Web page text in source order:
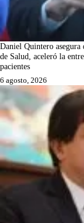
Daniel Quintero asegura
de Salud, aceleró la
pacientes
6 agosto, 2026